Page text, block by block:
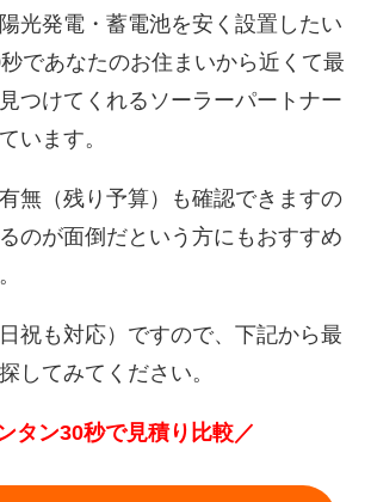
光発電・蓄電池を安く設置したい
であなたのお住まいから近くて最
つけてくれるソーラーパートナー
います。
無（残り予算）も確認できますの
のが面倒だという方にもおすすめ
祝も対応）ですので、下記から最
してみてください。
タン30秒で見積り比較／